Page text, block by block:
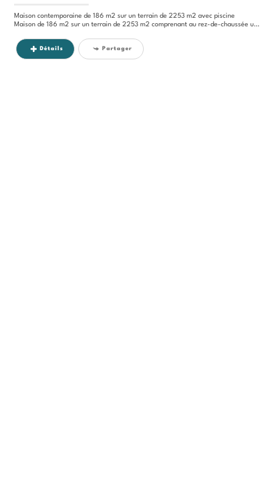
Maison contemporaine de 186 m2 sur un terrain de 2253 m2 avec piscine
Maison de 186 m2 sur un terrain de 2253 m2 comprenant au rez-de-chaussée une entrée desservant une cuisine toute équipée...
Détails Partager